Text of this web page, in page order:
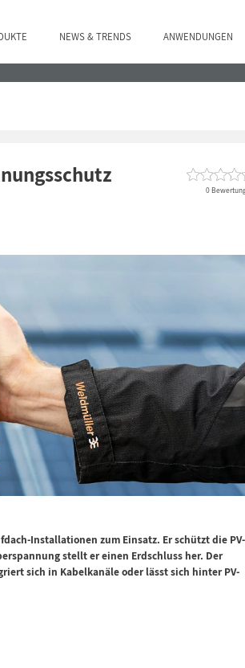
NEWS & TRENDS ANWENDUNGEN
0
Installationen zum Einsatz. Er schütztdie PV-
stellt er einen Erdschluss her. Der
sich in Kabelkanäle oder lässtsich hinter PV-